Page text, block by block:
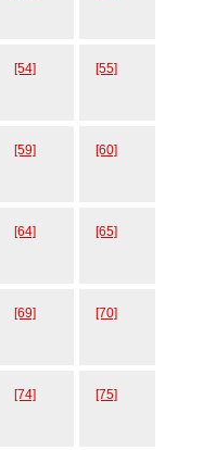
[54] [55]
[59] [60]
[64] [65]
[69] [70]
[74] [75]